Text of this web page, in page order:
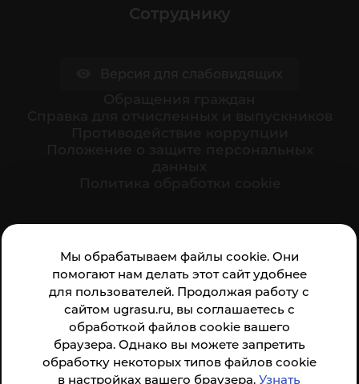
Мы обрабатываем файлы cookie. Они
помогают нам делать этот сайт удобнее
для пользователей. Продолжая работу с
сайтом ugrasu.ru, вы соглашаетесь с
обработкой файлов cookie вашего
браузера. Однако вы можете запретить
обработку некоторых типов файлов cookie
в настройках вашего браузера.Узнать
Сотруднику
организации:
Анкета доступна по QR-коду, а так же по прямой